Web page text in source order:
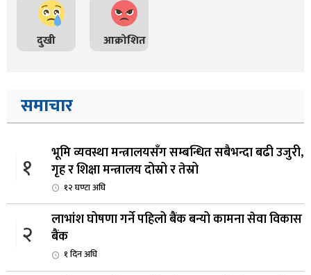
दुखी आक्रोशित
समाचार
१
भूमि व्यवस्था मन्त्रालयसँग सम्बन्धित सबैभन्दा बढी उजुरी,
गृह र शिक्षा मन्त्रालय दोस्रो र तेस्रो
१२ घण्टा अघि
२
लाभांश घोषणा गर्ने पहिलो बैंक बन्यो कामना सेवा विकास
बैंक
१ दिन अघि